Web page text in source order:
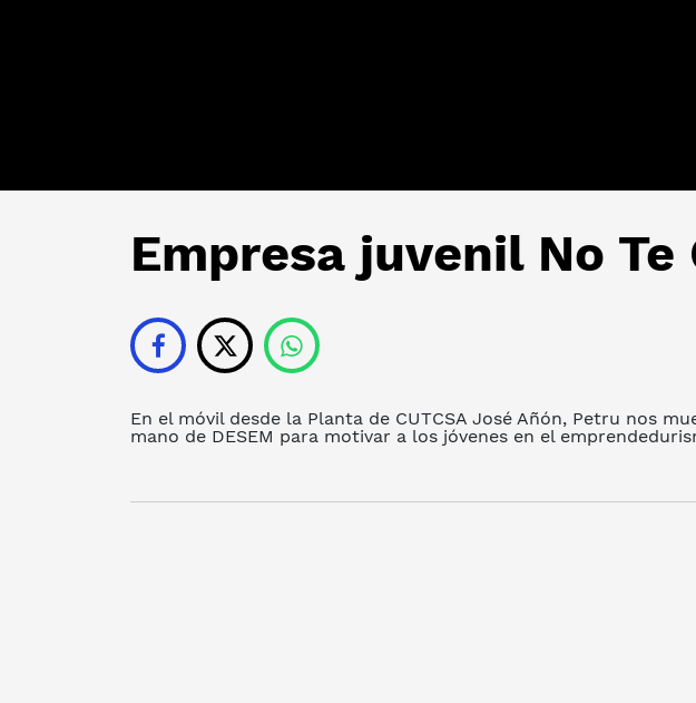
Empresa juvenil No Te
En el móvil desde la Planta de CUTCSA José Añón, Petru nos
mano de DESEM para motivar a los jóvenes en el